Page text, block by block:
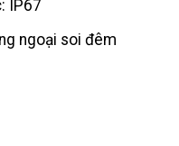
IP67
ngoại soi đêm